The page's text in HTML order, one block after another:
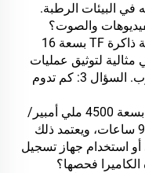
في البيئات الرطبة.
تتضمن بطاقة ذاكرة TF بسعة 16
لتوثيق عمليات
السؤال 3: كم تدوم
توفر بطارية ليثيوم قابلة لإعادة الشحن بسعة 4500 ملي أمبير/
ساعة تشغيلًا مستمرًا يتراوح بين 6 إلى 9 ساعات، ويعتمد ذلك
استخدام جهاز تسجيل
الكاميرا فحصها؟